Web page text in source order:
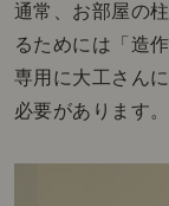
通常、お部屋の
るためには「造
専用に大工さん
必要があります。